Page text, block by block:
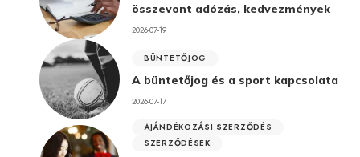
összevont adózás, kedvezmények
2026-07-19
BÜNTETŐJOG
A büntetőjog és a sport kapcsolata
2026-07-17
AJÁNDÉKOZÁSI SZERZŐDÉS
SZERZŐDÉSEK